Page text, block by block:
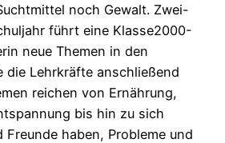
noch Gewalt. Zwei-
führt eine Klasse2000-
neue Themen in den
die Lehrkräfte anschließend
reichen von Ernährung,
bis hin zu sich
Freunde haben, Probleme und